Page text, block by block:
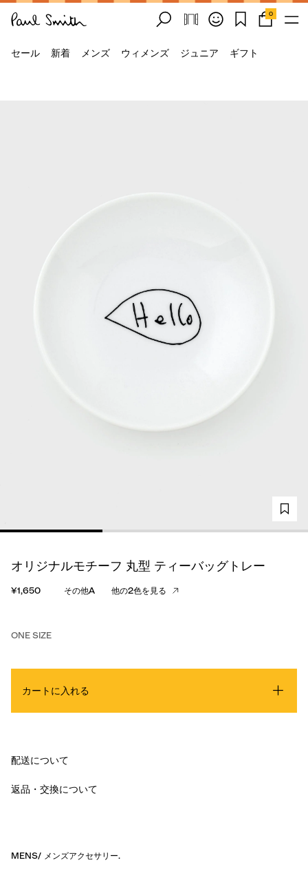
0
セール 新着 メンズ ウィメンズ ジュニア ギフト
オリジナルモチーフ 丸型 ティーバッグトレー
¥1,650 その他A 他の2色を見る
ONE SIZE
カートに入れる
配送について
返品・交換について
MENS/ メンズアクセサリー.